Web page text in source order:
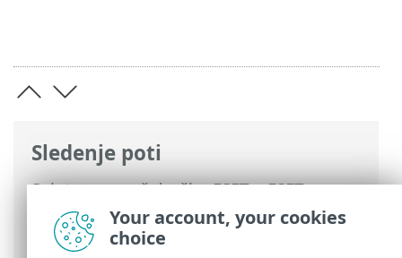
Sledenje poti
Spletna pomoč družbe ESET>ESET
Internet Security>Napredne nastavitve
Zaščite >ThreatSense
> Dodatni
Your account, your cookies
choice